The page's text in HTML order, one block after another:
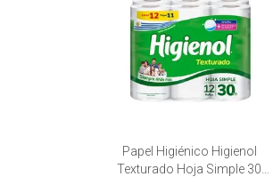
Papel Higiénico Higienol
Texturado Hoja Simple 30